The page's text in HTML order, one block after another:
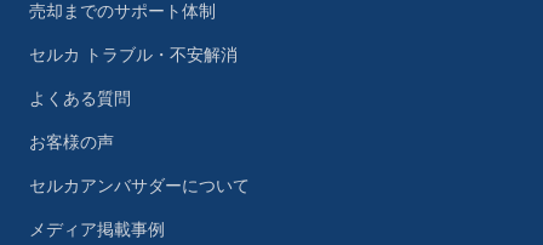
売却までのサポート体制
セルカ トラブル・不安解消
よくある質問
お客様の声
セルカアンバサダーについて
メディア掲載事例